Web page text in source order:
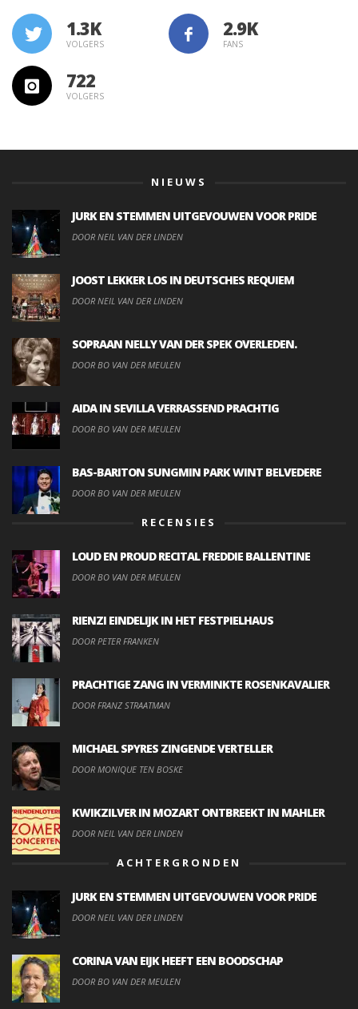
1.3K
VOLGERS FANS
722
VOLGERS
NIEUWS
JURK EN STEMMEN UITGEVOUWEN VOOR PRIDE
DOOR NEIL VAN DER LINDEN
JOOST LEKKER LOS IN DEUTSCHES REQUIEM
DOOR NEIL VAN DER LINDEN
SOPRAAN NELLY VAN DER SPEK OVERLEDEN.
DOOR BO VAN DER MEULEN
AIDA IN SEVILLA VERRASSEND PRACHTIG
DOOR BO VAN DER MEULEN
BAS-BARITON SUNGMIN PARK WINT BELVEDERE
DOOR BO VAN DER MEULEN
RECENSIES
LOUD EN PROUD RECITAL FREDDIE BALLENTINE
DOOR BO VAN DER MEULEN
RIENZI EINDELIJK IN HET FESTPIELHAUS
DOOR PETER FRANKEN
PRACHTIGE ZANG IN VERMINKTE ROSENKAVALIER
DOOR FRANZ STRAATMAN
MICHAEL SPYRES ZINGENDE VERTELLER
DOOR MONIQUE TEN BOSKE
KWIKZILVER IN MOZART ONTBREEKT IN MAHLER
DOOR NEIL VAN DER LINDEN
ACHTERGRONDEN
JURK EN STEMMEN UITGEVOUWEN VOOR PRIDE
DOOR NEIL VAN DER LINDEN
CORINA VAN EIJK HEEFT EEN BOODSCHAP
DOOR BO VAN DER MEULEN